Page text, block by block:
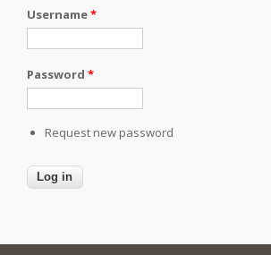
Username*
Password *
Request new password